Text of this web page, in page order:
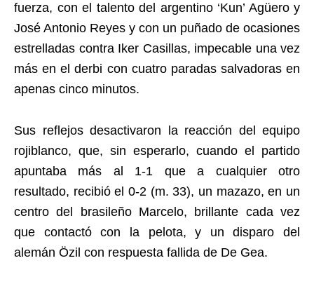
fuerza, con el talento del argentino ‘Kun’ Agüero y
José Antonio Reyes y con un puñado de ocasiones
estrelladas contra Iker Casillas, impecable una vez
más en el derbi con cuatro paradas salvadoras en
apenas cinco minutos.
Sus reflejos desactivaron la reacción del equipo
rojiblanco, que, sin esperarlo, cuando el partido
apuntaba más al 1-1 que a cualquier otro
resultado, recibió el 0-2 (m. 33), un mazazo, en un
centro del brasileño Marcelo, brillante cada vez
que contactó con la pelota, y un disparo del
alemán Özil con respuesta fallida de De Gea.